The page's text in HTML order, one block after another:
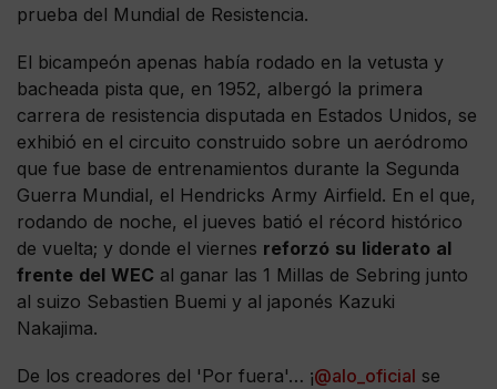
prueba del Mundial de Resistencia.
El bicampeón apenas había rodado en la vetusta y
bacheada pista que, en 1952, albergó la primera
carrera de resistencia disputada en Estados Unidos, se
exhibió en el circuito construido sobre un aeródromo
que fue base de entrenamientos durante la Segunda
Guerra Mundial, el Hendricks Army Airfield. En el que,
rodando de noche, el jueves batió el récord histórico
de vuelta; y donde el viernes reforzó su liderato al
frente del WEC al ganar las 1 Millas de Sebring junto
al suizo Sebastien Buemi y al japonés Kazuki
Nakajima.
De los creadores del 'Por fuera'… ¡@alo_oficial se